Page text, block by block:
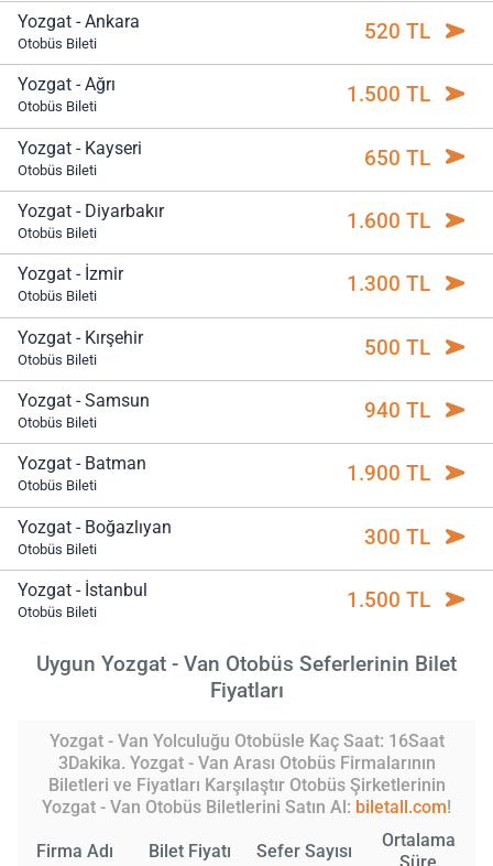
Yozgat - Ankara
Otobüs Bileti 520 TL
Yozgat - Ağrı
Otobüs Bileti 1.500 TL
Yozgat - Kayseri
Otobüs Bileti 650 TL
Yozgat - Diyarbakır
Otobüs Bileti 1.600 TL
Yozgat - İzmir
Otobüs Bileti 1.300 TL
Yozgat - Kırşehir
Otobüs Bileti 500 TL
Yozgat - Samsun
Otobüs Bileti 940 TL
Yozgat - Batman
Otobüs Bileti 1.900 TL
Yozgat - Boğazlıyan
Otobüs Bileti 300 TL
Yozgat - İstanbul
Otobüs Bileti 1.500 TL
Uygun Yozgat - Van Otobüs Seferlerinin Bilet
Fiyatları
Yozgat - Van Yolculuğu Otobüsle Kaç Saat: 16Saat
3Dakika. Yozgat - Van Arası Otobüs Firmalarının
Biletleri ve Fiyatları Karşılaştır Otobüs Şirketlerinin
Yozgat - Van Otobüs Biletlerini Satın Al: biletall.com!
Firma Adı Bilet Fiyatı Sefer Sayısı
Ortalama